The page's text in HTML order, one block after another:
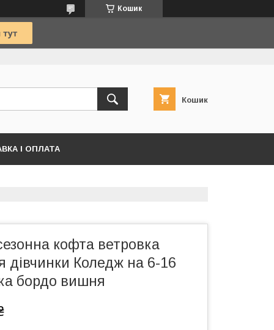
Кошик
Кошик
І ОПЛАТА
кофта ветровка
дівчинки Коледж на 6-16
бордо вишня